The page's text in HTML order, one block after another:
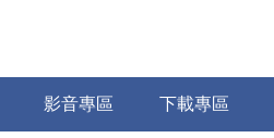
影音專區 下載專區